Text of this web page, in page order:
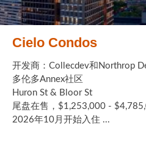
Cielo Condos
开发商：Collecdev和Northrop
多伦多Annex社区
Huron St & Bloor St
尾盘在售，$1,253,000 -
2026年10月开始入住 ...